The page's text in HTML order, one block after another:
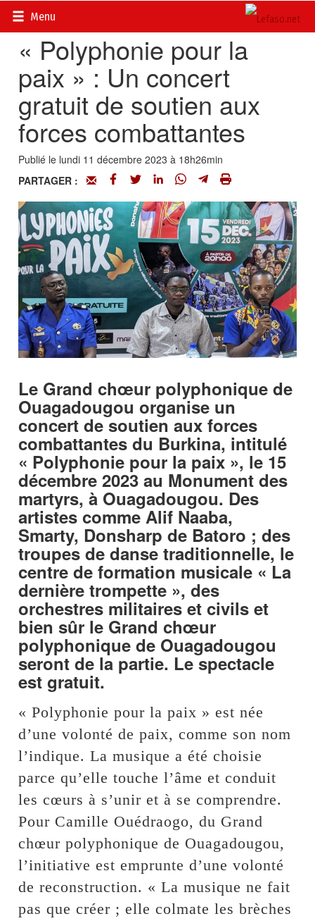
Menu
Accueil>
« Polyphonie pour la
paix » : Un concert
gratuit de soutien aux
forces combattantes
Publié le lundi 11 décembre 2023 à 18h26min
PARTAGER :
Le Grand chœur polyphonique de
Ouagadougou organise un
concert de soutien aux forces
combattantes du Burkina, intitulé
« Polyphonie pour la paix », le 15
décembre 2023 au Monument des
martyrs, à Ouagadougou. Des
artistes comme Alif Naaba,
Smarty, Donsharp de Batoro ; des
troupes de danse traditionnelle, le
centre de formation musicale « La
dernière trompette », des
orchestres militaires et civils et
bien sûr le Grand chœur
polyphonique de Ouagadougou
seront de la partie. Le spectacle
est gratuit.
« Polyphonie pour la paix » est née
d’une volonté de paix, comme son nom
l’indique. La musique a été choisie
parce qu’elle touche l’âme et conduit
les cœurs à s’unir et à se comprendre.
Pour Camille Ouédraogo, du Grand
chœur polyphonique de Ouagadougou,
l’initiative est emprunte d’une volonté
de reconstruction. « La musique ne fait
pas que créer ; elle colmate les brèches